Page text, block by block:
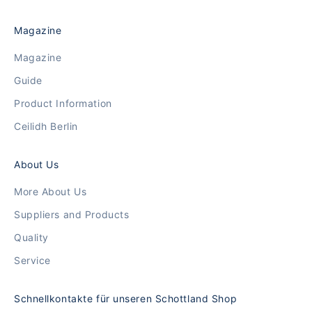
Magazine
Magazine
Guide
Product Information
Ceilidh Berlin
About Us
More About Us
Suppliers and Products
Quality
Service
Schnellkontakte für unseren Schottland Shop